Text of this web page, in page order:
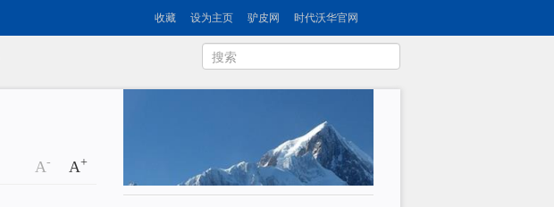
收藏 设为主页 驴皮网 时代沃华官网
A- A+